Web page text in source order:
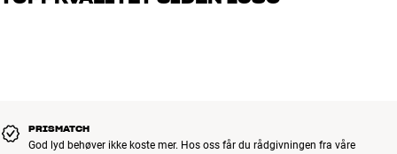
PRISMATCH
God lyd behøver ikke koste mer. Hos oss får du rådgivningen fra våre